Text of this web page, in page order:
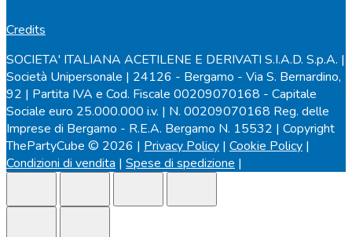
Credits
SOCIETA' ITALIANA ACETILENE E DERIVATI S.I.A.D. S.p.A. |
Società Unipersonale | 24126 - Bergamo - Via S. Bernardino,
92 | Partita IVA e Cod. Fiscale 00209070168 - Capitale
Sociale euro 25.000.000 i.v. | N. 00209070168 Reg. delle
Imprese di Bergamo - R.E.A. Bergamo N. 15532 | Copyright
ThePartyCube © 2026 | Privacy Policy | Cookie Policy |
Condizioni di vendita | Spese di spedizione |